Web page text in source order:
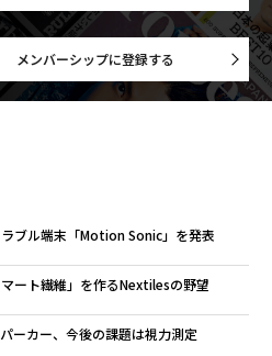
メンバーシップに登録する
ブル端末「Motion Sonic」を発表
ート繊維」を作るNextilesの野望
ーカー、今後の課題は視力測定